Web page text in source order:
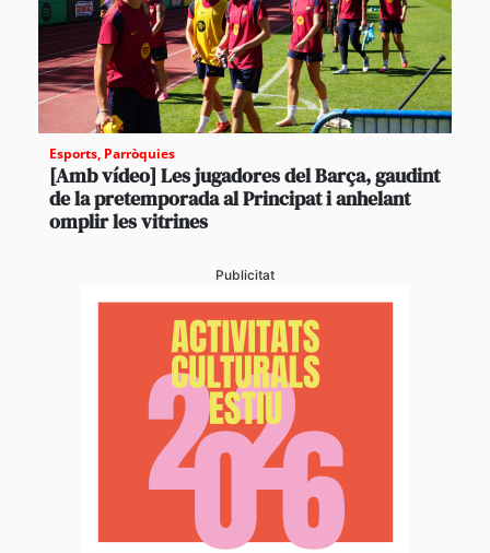
Esports, Parròquies
[Amb vídeo] Les jugadores del Barça, gaudint
de la pretemporada al Principat i anhelant
omplir les vitrines
Publicitat